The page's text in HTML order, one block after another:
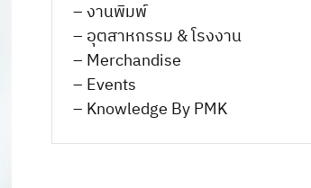
– งานพิมพ์
– อุตสาหกรรม & โรงงาน
– Merchandise
– Events
– Knowledge By PMK